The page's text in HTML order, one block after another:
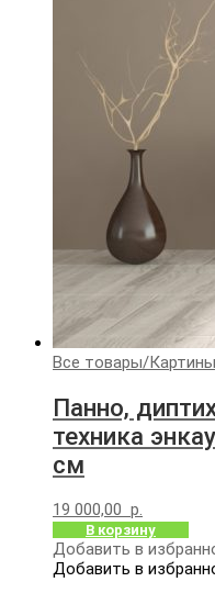
Все товары/Картины
Панно,
техника
см
19 000,00 р.
В корзину
Добавить в
Добавить в